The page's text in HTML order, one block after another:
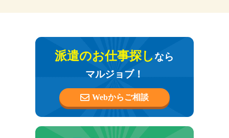
派遣のお仕事探しなら
マルジョブ！
Webからご相談